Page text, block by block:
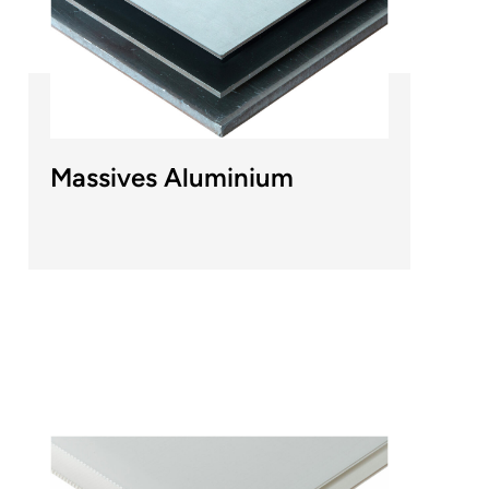
Massives Aluminium